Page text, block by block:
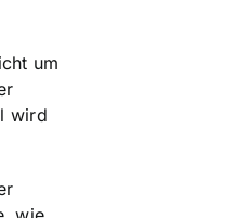
um
wird